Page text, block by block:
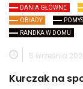
DANIA GŁÓWNE
OBIADY
RANDKA W DOMU
5 września
Kurczak na